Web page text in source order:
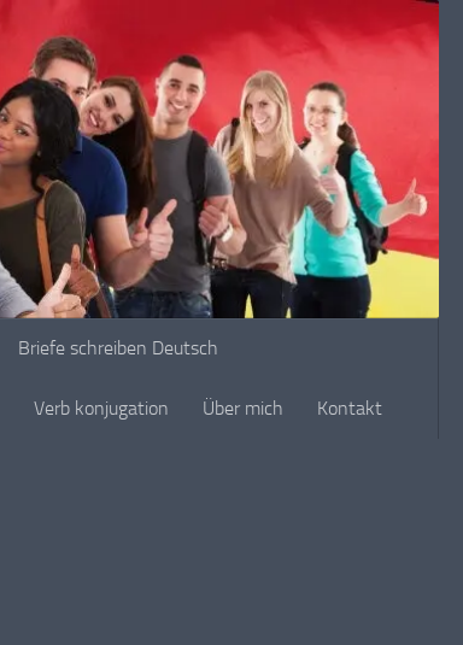
Briefe schreiben Deutsch
Verb konjugation Über mich Kontakt